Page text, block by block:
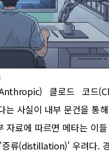
클로드 코드
사실이 내부 문건을 통
료에 따르면 메타는 이
류(distillation)' 우려다.